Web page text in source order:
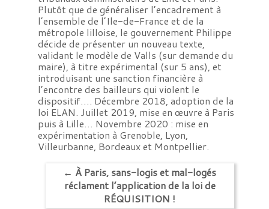
Plutôt que de généraliser l’encadrement à
l’ensemble de l’Ile-de-France et de la
métropole lilloise, le gouvernement Philippe
décide de présenter un nouveau texte,
validant le modèle de Valls (sur demande du
maire), à titre expérimental (sur 5 ans), et
introduisant une sanction financière à
l’encontre des bailleurs qui violent le
dispositif…. Décembre 2018, adoption de la
loi ELAN. Juillet 2019, mise en œuvre à Paris
puis à Lille… Novembre 2020 : mise en
expérimentation à Grenoble, Lyon,
Villeurbanne, Bordeaux et Montpellier.
← À Paris, sans-logis et mal-logés
réclament l’application de la loi de
RÉQUISITION !